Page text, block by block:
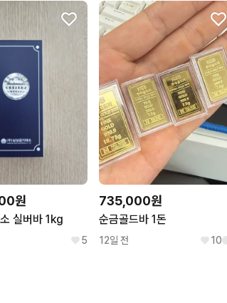
원
실버바 1kg
5
735,000원
순금골드바 1돈
12일 전 10